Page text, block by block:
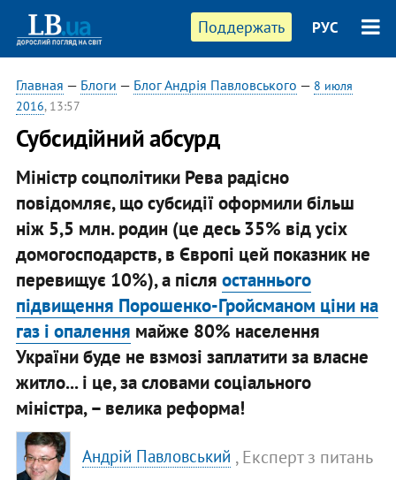
Поддержать РУС
Главная — Блоги — Блог Андрія Павловського — 8 июля
2016, 13:57
​Субсидійний абсурд
Міністр соцполітики Рева радісно
повідомляє, що субсидії оформили більш
ніж 5,5 млн. родин (це десь 35% від усіх
домогосподарств, в Європі цей показник не
перевищує 10%), а після останнього
підвищення Порошенко-Гройсманом ціни на
газ і опалення майже 80% населення
України буде не взмозі заплатити за власне
житло... і це, за словами соціального
міністра, – велика реформа!
Андрій Павловський , Експерт з питань